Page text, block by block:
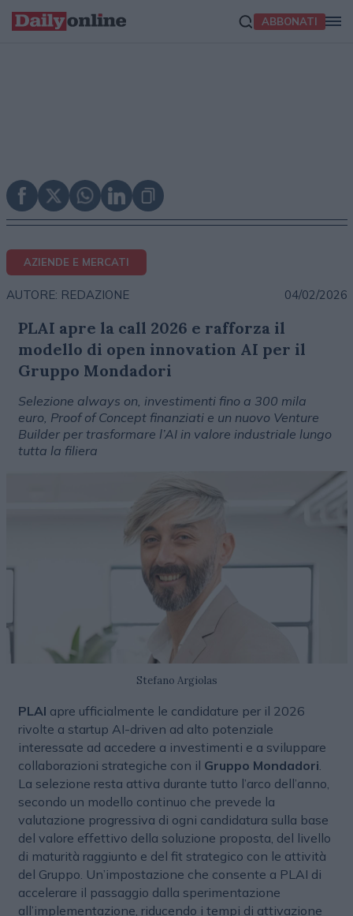
ABBONATI
AZIENDE E MERCATI
AUTORE: REDAZIONE 04/02/2026
PLAI apre la call 2026 e rafforza il
modello di open innovation AI per il
Gruppo Mondadori
Selezione always on, investimenti fino a 300 mila
euro, Proof of Concept finanziati e un nuovo Venture
Builder per trasformare l’AI in valore industriale lungo
tutta la filiera
Stefano Argiolas
PLAI apre ufficialmente le candidature per il 2026
rivolte a startup AI-driven ad alto potenziale
interessate ad accedere a investimenti e a sviluppare
collaborazioni strategiche con il Gruppo Mondadori
La selezione resta attiva durante tutto l’arco dell’anno,
secondo un modello continuo che prevede la
valutazione progressiva di ogni candidatura sulla base
del valore effettivo della soluzione proposta, del livello
di maturità raggiunto e del fit strategico con le attività
del Gruppo. Un’impostazione che consente a PLAI di
accelerare il passaggio dalla sperimentazione
all’implementazione, riducendo i tempi di attivazione